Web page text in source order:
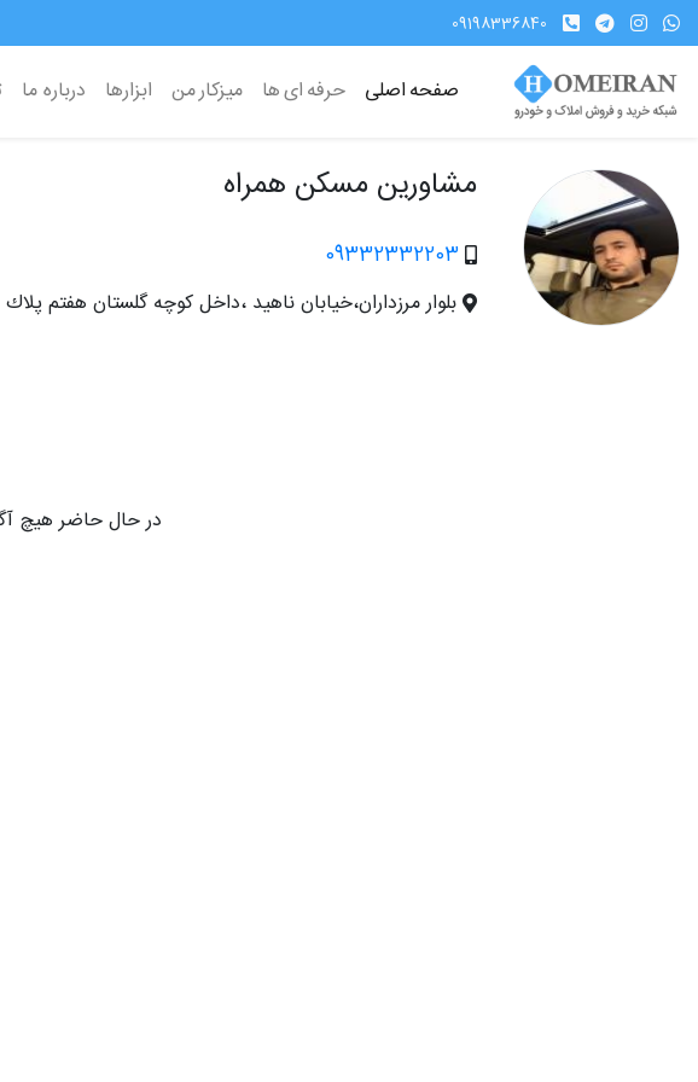
09198336840
صفحه اصلی حرفه ای ها میزکار من ابزارها درباره ما
مشاورين مسكن همراه
09332332203
بلوار مرزداران،خيابان ناهيد ،داخل كوچه گلستان هفتم پلاك ٤١
در حال حاضر هیچ